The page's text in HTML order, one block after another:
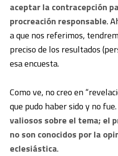
aceptar la contracepción
procreación responsable.
a que nos referimos,
preciso de los resultados
esa encuesta.
Como ve, no creo en
que pudo haber sido y no fue.
valiosos sobre el tema; el
no son conocidos por la
eclesiástica.